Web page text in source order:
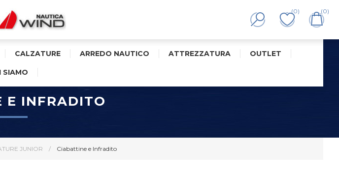
(0) (0)
CALZATURE ARREDO NAUTICO ATTREZZATURA OUTLET
SIAMO
JUNIOR / Ciabattine e Infradito
E INFRADITO